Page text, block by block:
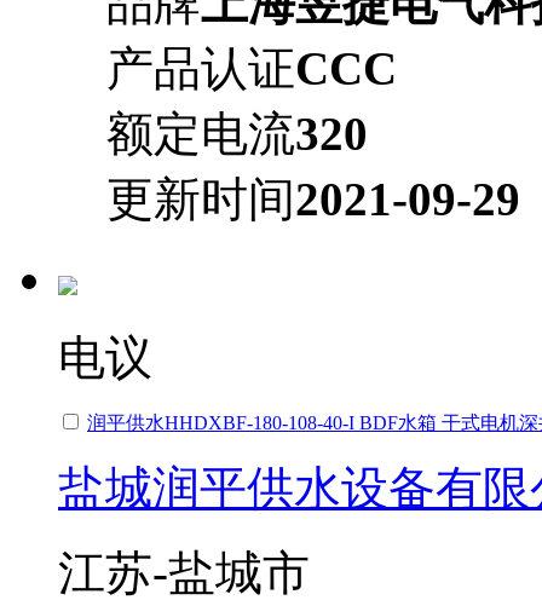
产品认证CCC
额定电流320
更新时间2021-09-29
电议
润平供水HHDXBF-180-108-40-I BDF水箱 干式电机
盐城润平供水设备有限
江苏-盐城市